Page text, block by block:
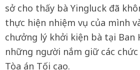
sở cho thấy bà Yingluck đã
thực hiện nhiệm vụ của mình
chưởng lý khởi kiện bà tại Ban
những người nắm giữ các
Tòa án Tối cao.